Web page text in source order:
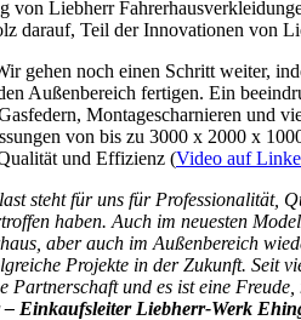
von Liebherr
darauf, Teil der Innovationen von
gehen noch einen Schritt weiter,
Außenbereich fertigen. Ein
Montagescharnieren und
von bis zu 3000 x 2000 x
und Effizienz (Video auf
steht für uns für Professionalität,
haben. Auch im neuesten
aberauch im Außenbereich
Projekte in der Zukunft. Seit
Partnerschaft und es ist eine Freude,
– Einkaufsleiter Liebherr-Werk